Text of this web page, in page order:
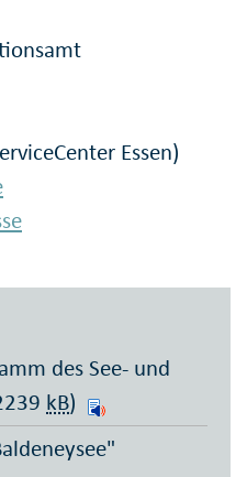
Essen)
des See- und
kB)